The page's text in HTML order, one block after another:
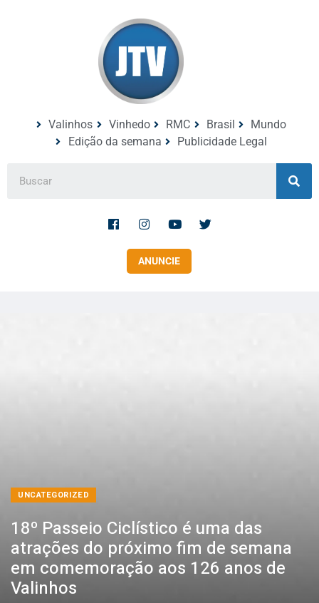
Valinhos Vinhedo RMC Brasil
Mundo
Edição da semana
Publicidade Legal
ANUNCIE
UNCATEGORIZED
18º Passeio Ciclístico é uma das
atrações do próximo fim de semana
em comemoração aos 126 anos de
Valinhos